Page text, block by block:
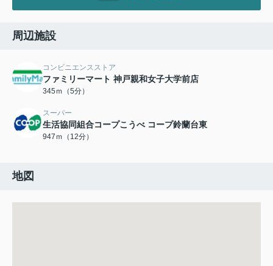
周辺施設
コンビニエンスストア
ファミリーマート 神戸親和女子大学前店
345ｍ（5分）
スーパー
生活協同組合コープこうべ コープ鈴蘭台東
947ｍ（12分）
地図